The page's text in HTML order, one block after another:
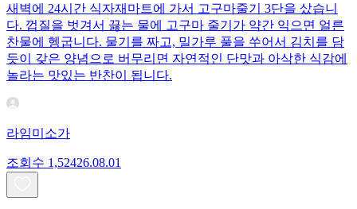
새벽에 24시간 식자재마트에 가서 고구마줄기 3단을 샀습니
다. 껍질을 벗겨서 끓는 물에 고구마 줄기가 약간 익으면 얼른
찬물에 헹굽니다. 물기를 짜고, 밀가루 풀을 쑤어서 김치를 담
듯이 갖은 양념으로 버무리면 자연적인 단맛과 아삭한 식감에
놀라는 맛있는 반찬이 됩니다.
라임미소가
조회수 1,52426.08.01